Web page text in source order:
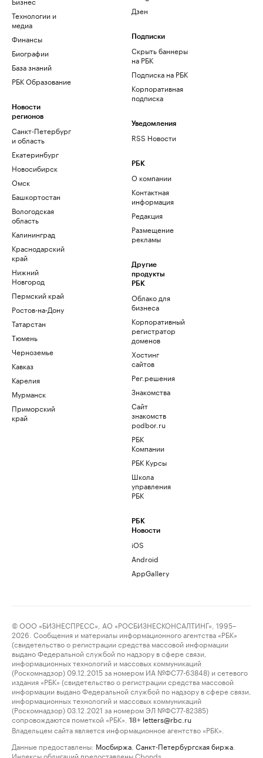
Технологии и
медиа
Финансы
Биографии
База знаний
РБК Образование
Новости
регионов
Санкт-Петербург
и область
Екатеринбург
Новосибирск
Омск
Башкортостан
Вологодская
область
Калининград
Краснодарский
край
Нижний
Новгород
Пермский край
Ростов-на-Дону
Татарстан
Тюмень
Черноземье
Кавказ
Карелия
Мурманск
Приморский
край
Дзен
Подписки
Скрыть баннеры
на РБК
Подписка на РБК
Корпоративная
подписка
Уведомления
RSS Новости
РБК
О компании
Контактная
информация
Редакция
Размещение
рекламы
Другие
продукты
РБК
Облако для
бизнеса
Корпоративный
регистратор
доменов
Хостинг
сайтов
Рег.решения
Знакомства
Сайт
знакомств
podbor.ru
РБК
Компании
РБК Курсы
Школа
управления
РБК
РБК
Новости
iOS
Android
AppGallery
© ООО «БИЗНЕСПРЕСС», АО «РОСБИЗНЕСКОНСАЛТИНГ», 1995–
2026. Сообщения и материалы информационного агентства «РБК»
(свидетельство о регистрации средства массовой информации
выдано Федеральной службой по надзору в сфере связи,
информационных технологий и массовых коммуникаций
(Роскомнадзор) 09.12.2015 за номером ИА №ФС77-63848) и сетевого
издания «РБК» (свидетельство о регистрации средства массовой
информации выдано Федеральной службой по надзору в сфере связи,
информационных технологий и массовых коммуникаций
(Роскомнадзор) 03.12.2021 за номером ЭЛ №ФС77-82385)
сопровождаются пометкой «РБК».
18+ letters@rbc.ru
Владельцем сайта является информационное агентство «РБК».
Данные предоставлены: Мосбиржа Санкт-Петербургская биржа
Индексы облигаций предоставлены Cbonds.